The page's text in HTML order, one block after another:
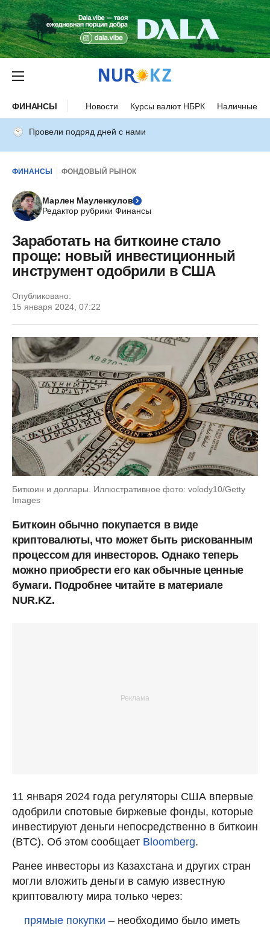
ФИНАНСЫ Новости Курсы валют НБРК Наличные
Провели подряд дней с нами
ФИНАНСЫ ФОНДОВЫЙ РЫНОК
Марлен Мауленкулов
Редактор рубрики Финансы
Заработать на биткоине стало
проще: новый инвестиционный
инструмент одобрили в США
Опубликовано:
15 января 2024, 07:22
Биткоин и доллары. Иллюстративное фото: volody10/Getty
Images
Биткоин обычно покупается в виде
криптовалюты, что может быть рискованным
процессом для инвесторов. Однако теперь
можно приобрести его как обычные ценные
бумаги. Подробнее читайте в материале
NUR.KZ.
11 января 2024 года регуляторы США впервые
одобрили спотовые биржевые фонды, которые
инвестируют деньги непосредственно в биткоин
(BTC). Об этом сообщает Bloomberg.
Ранее инвесторы из Казахстана и других стран
могли вложить деньги в самую известную
криптовалюту мира только через:
прямые покупки – необходимо было иметь